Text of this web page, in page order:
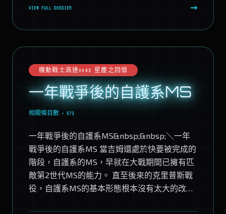
VIEW FULL DOSSIER →
機動戰士高達0083 星塵之回憶
一年戰爭後的自護系MS
相關條目數 • 573
一年戰爭後的自護系MS&nbsp;&nbsp;＼一年
戰爭後的自護系MS 當吉姆還處於快要被完成的
階段，自護系的MS，早就在大戰期間已擁有匹
敵第2世代MS的能力。 直至後來的克里普斯戰
役，自護系MS的基本形態根本沒有太大的改